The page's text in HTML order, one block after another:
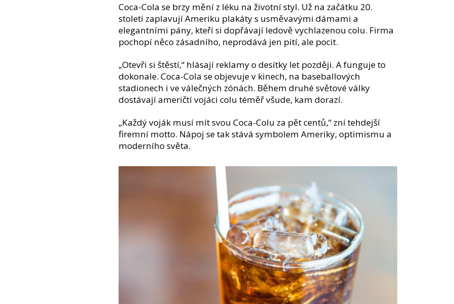
Coca-Cola se brzy mění z léku na životní styl. Už na začátku 20.
století zaplavují Ameriku plakáty s usměvavými dámami a
elegantními pány, kteří si dopřávají ledově vychlazenou colu. Firma
pochopí něco zásadního, neprodává jen pití, ale pocit.
„Otevři si štěstí,“ hlásají reklamy o desítky let později. A funguje to
dokonale. Coca-Cola se objevuje v kinech, na baseballových
stadionech i ve válečných zónách. Během druhé světové války
dostávají američtí vojáci colu téměř všude, kam dorazí.
„Každý voják musí mít svou Coca-Colu za pět centů,“ zní tehdejší
firemní motto. Nápoj se tak stává symbolem Ameriky, optimismu a
moderního světa.